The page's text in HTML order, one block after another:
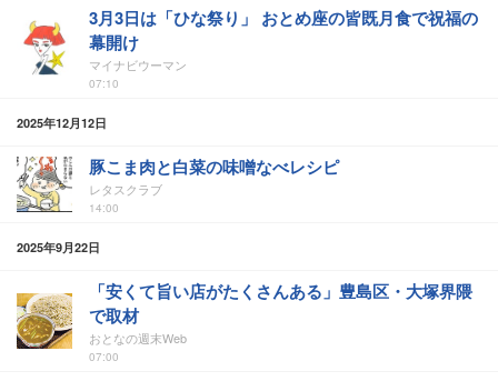
3月3日は「ひな祭り」 おとめ座の皆既月食で祝福の
幕開け
マイナビウーマン
07:10
2025年12月12日
豚こま肉と白菜の味噌なべレシピ
レタスクラブ
14:00
2025年9月22日
「安くて旨い店がたくさんある」豊島区・大塚界隈
で取材
おとなの週末Web
07:00